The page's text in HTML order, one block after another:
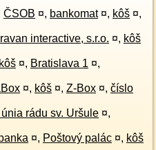
ČSOB ¤, bankomat ¤, kôš ¤,
interactive, s.r.o. ¤, kôš
kôš ¤, Bratislava 1 ¤,
¤, kôš ¤, Z-Box ¤, číslo
rádu sv. Uršule ¤,
¤, Poštový palác ¤, kôš